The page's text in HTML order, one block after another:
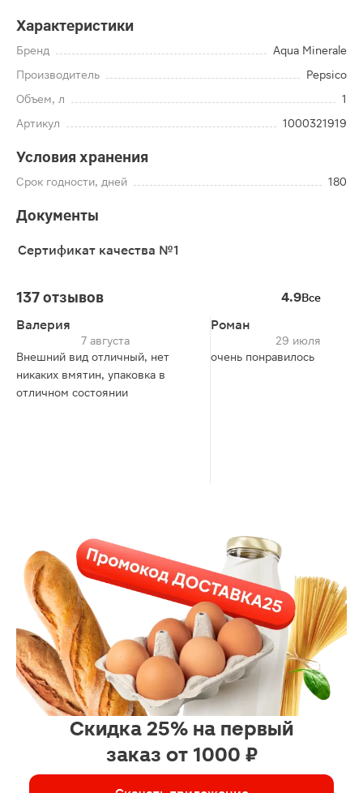
Характеристики
Бренд
Aqua Minerale
Производитель
Pepsico
Объем, л
1
Артикул
1000321919
Условия хранения
Срок годности, дней 180
Документы
Сертификат качества №1
137 отзывов 4.9Все
Валерия
7 августа
Внешний вид отличный, нет
никаких вмятин, упаковка в
отличном состоянии
Роман
29 июля
очень понравилось
Скидка 25% на первый
заказ от 1000 ₽